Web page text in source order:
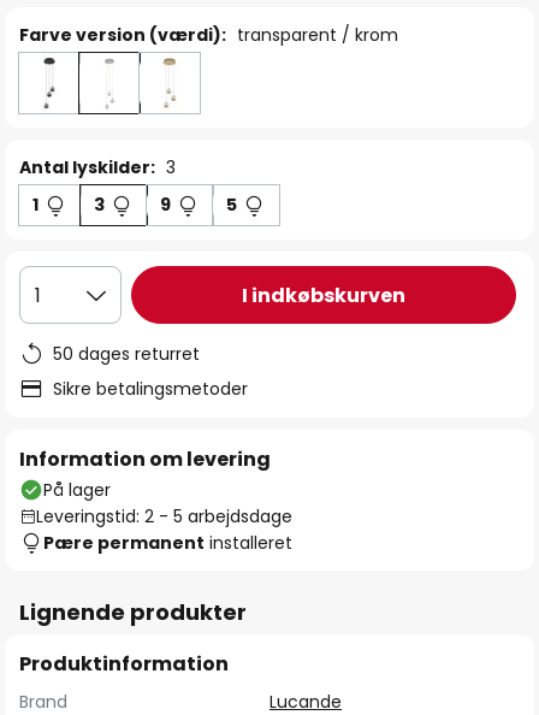
Farve version (værdi): transparent / krom
Antal lyskilder: 3
1
3 9 5
1 I indkøbskurven
50 dages returret
Sikre betalingsmetoder
Information om levering
På lager
Leveringstid: 2 - 5 arbejdsdage
Pære permanent installeret
Lignende produkter
Produktinformation
Brand
Lucande